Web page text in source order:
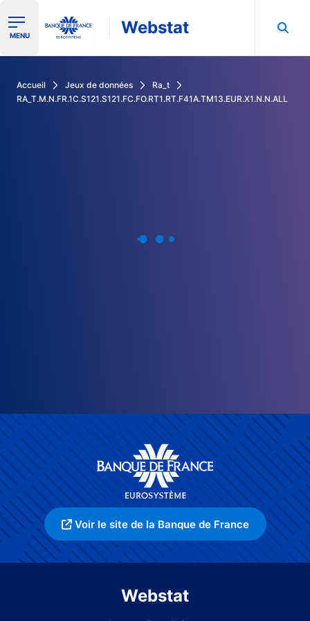
Ouvrir le menu de navigation
MENU Webstat
Accueil Jeux de données
Ra_t
RA_T.M.N.FR.1C.S121.S121.FC.FO.RT1.RT.F41A.TM13.EUR.X1.N.N.ALL
Voir le site de la Banque de France
Webstat